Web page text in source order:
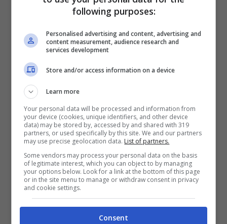
usato dischi freno diversi dagli altri e in
KTM ho fatto sudare i ragazzi di Brembo”,
ha ammessoPol Espargarò
Problemi di trazione per
Pol Espargarò
LaHonda RC-Vlamenta qualche problema
di trazione al posteriore e questo gli
impedisce di esprimersi come vorrebbe.
“In Honda abbiamo qualche problema di
trazione, soprattutto alla ruota posteriore.
following purposes:
Personalised advertising and content, advertising and
content measurement, audience research and
services development
Store and/or access information on a device
Learn more
Your personal data will be processed and information from
your device (cookies, unique identifiers, and other device
data) may be stored by, accessed by and shared with 319
partners, or used specifically by this site. We and our partners
may use precise geolocation data. List of partners.
Some vendors may process your personal data on the basis
of legitimate interest, which you can object to by managing
your options below. Look for a link at the bottom of this page
or in the site menu to manage or withdraw consent in privacy
and cookie settings.
Consent